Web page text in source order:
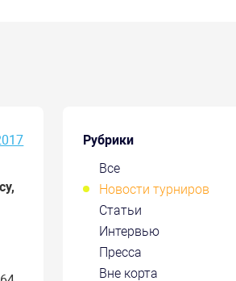
Рубрики
Все
Новости турниров
Статьи
Интервью
Пресса
Вне корта